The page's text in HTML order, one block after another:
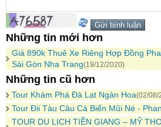
Những tin mới hơn
Giá 890k Thuê Xe Riêng Hợp Đồng
Sài Gòn Nha Trang(19/12/2020)
Những tin cũ hơn
Tour Khám Phá Đà Lạt Ngàn Hoa(02/08/
Tour Đii Tàu Câu Cá Biển Mũi Né -
TOUR DU LỊCH TIỀN GIANG – MỸ